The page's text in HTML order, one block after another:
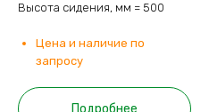
Высота сидения, мм = 500
Цена и наличие по
запросу